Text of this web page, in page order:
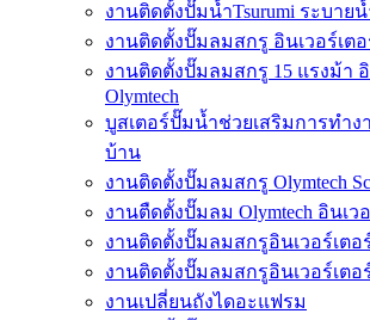
งานติดตั้งปั๊มน้ำTsurumi ระบาย
งานติดตั้งปั๊มลมสกรู อินเวอร์เตอ
งานติดตั้งปั๊มลมสกรู 15 แรงม้า อิ
Olymtech
บูสเตอร์ปั๊มน้ำช่วยเสริมการทำ
บ้าน
งานติดตั้งปั๊มลมสกรู Olymtech
งานตืดตั้งปั๊มลม Olymtech อินเว
งานติดตั้งปั๊มลมสกรูอินเวอร์เตอ
งานติดตั้งปั๊มลมสกรูอินเวอร์เตอ
งานเปลี่ยนถังไดอะแฟรม